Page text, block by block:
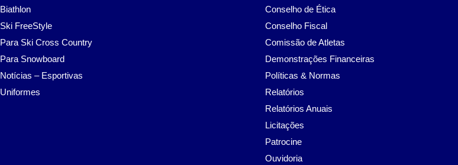
Biathlon
Ski FreeStyle
Para Ski Cross Country
Para Snowboard
Notícias – Esportivas
Uniformes
Conselho de Ética
Conselho Fiscal
Comissão de Atletas
Demonstrações Financeiras
Políticas & Normas
Relatórios
Relatórios Anuais
Licitações
Patrocine
Ouvidoria